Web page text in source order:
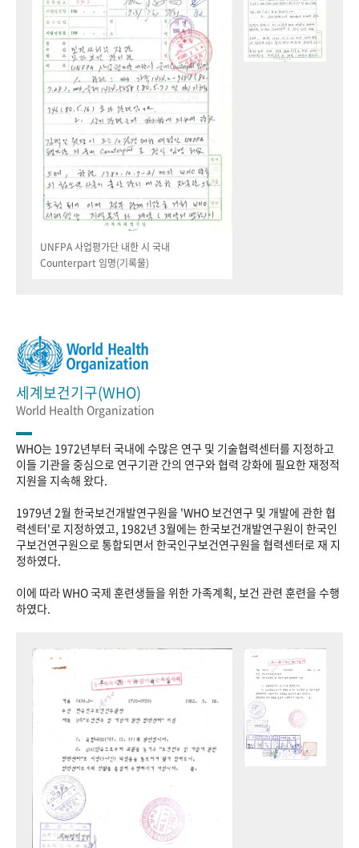
UNFPA 사업평가단 내한 시 국내
Counterpart 임명(기록물)
세계보건기구(WHO)
World Health Organization
WHO는 1972년부터 국내에 수많은 연구 및 기술협력센터를 지정하고
이들 기관을 중심으로 연구기관 간의 연구와 협력 강화에 필요한 재정적
지원을 지속해 왔다.
1979년 2월 한국보건개발연구원을 'WHO 보건연구 및 개발에 관한 협
력센터'로 지정하였고, 1982년 3월에는 한국보건개발연구원이 한국인
구보건연구원으로 통합되면서 한국인구보건연구원을 협력센터로 재 지
정하였다.
이에 따라 WHO 국제 훈련생들을 위한 가족계획, 보건 관련 훈련을 수행
하였다.